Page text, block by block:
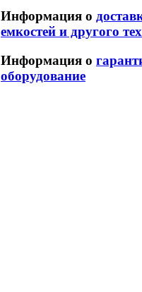
Информация о
емкостей и другого
Информация о
оборудование